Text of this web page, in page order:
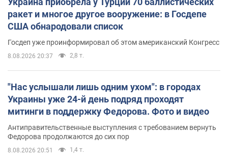
ракет и многое другое вооружение: в Госдепе
США обнародовали список
Госдеп уже проинформировал об этом американский Конгресс
8.08.2026 20:37 2,8 т.
"Нас услышали лишь одним ухом": в городах
Украины уже 24-й день подряд проходят
митинги в поддержку Федорова. Фото и видео
Антиправительственные выступления с требованием вернуть
Федорова продолжаются до сих пор
8.08.2026 20:51 1,4 т.